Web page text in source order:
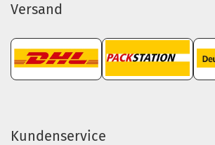
Versand
Kundenservice